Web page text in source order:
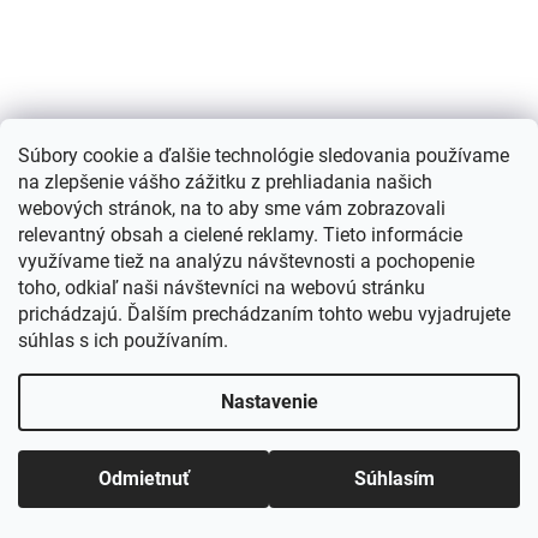
Súbory cookie a ďalšie technológie sledovania používame
na zlepšenie vášho zážitku z prehliadania našich
webových stránok, na to aby sme vám zobrazovali
relevantný obsah a cielené reklamy. Tieto informácie
využívame tiež na analýzu návštevnosti a pochopenie
toho, odkiaľ naši návštevníci na webovú stránku
prichádzajú. Ďalším prechádzaním tohto webu vyjadrujete
súhlas s ich používaním.
Nastavenie
Odmietnuť Súhlasím
Sweter-AT-SW-2332-2.65 tmavomodrý
Dodanie 3-7 dní